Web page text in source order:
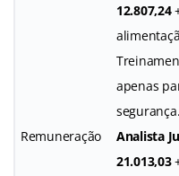
Remuneração
12.807,24
apenas
segurança.
Analista
21.013,03